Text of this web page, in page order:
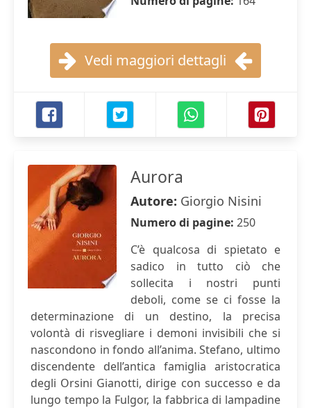
Vedi maggiori dettagli
Aurora
Autore: Giorgio Nisini
Numero di pagine: 250
C’è qualcosa di spietato e
sadico in tutto ciò che
sollecita i nostri punti
deboli, come se ci fosse la
determinazione di un destino, la precisa
volontà di risvegliare i demoni invisibili che si
nascondono in fondo all’anima. Stefano, ultimo
discendente dell’antica famiglia aristocratica
degli Orsini Gianotti, dirige con successo e da
lungo tempo la Fulgor, la fabbrica di lampadine